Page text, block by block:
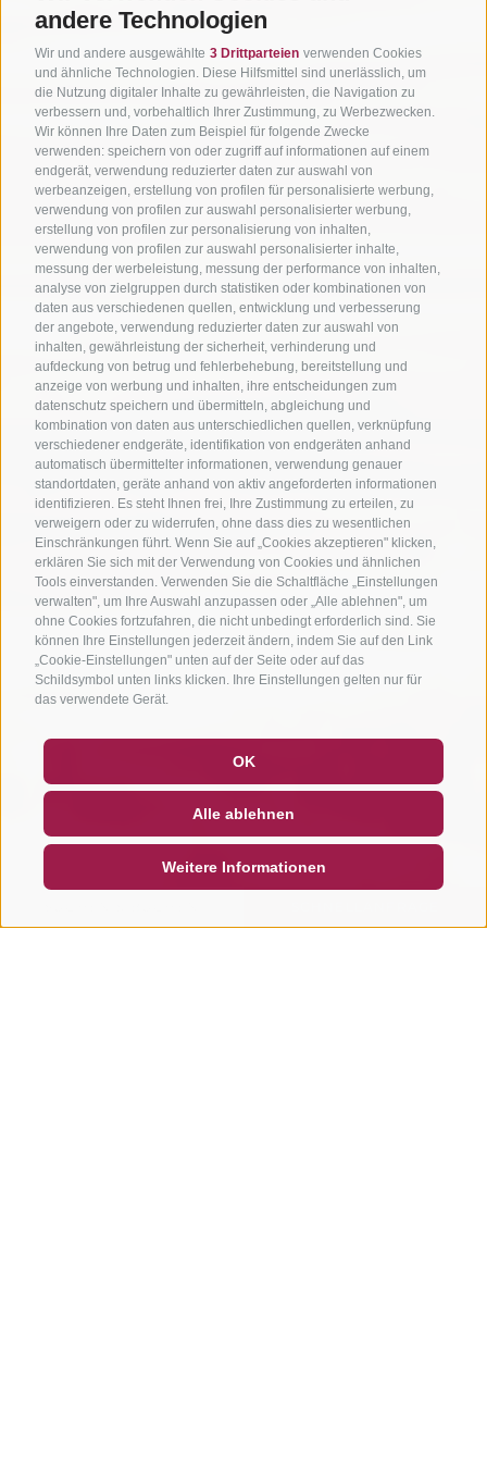
andere Technologien
Wir und andere ausgewählte 3 Drittparteien verwenden Cookies
und ähnliche Technologien. Diese Hilfsmittel sind unerlässlich, um
die Nutzung digitaler Inhalte zu gewährleisten, die Navigation zu
verbessern und, vorbehaltlich Ihrer Zustimmung, zu Werbezwecken.
Wir können Ihre Daten zum Beispiel für folgende Zwecke
verwenden: speichern von oder zugriff auf informationen auf einem
endgerät, verwendung reduzierter daten zur auswahl von
werbeanzeigen, erstellung von profilen für personalisierte werbung,
verwendung von profilen zur auswahl personalisierter werbung,
erstellung von profilen zur personalisierung von inhalten,
verwendung von profilen zur auswahl personalisierter inhalte,
messung der werbeleistung, messung der performance von inhalten,
analyse von zielgruppen durch statistiken oder kombinationen von
daten aus verschiedenen quellen, entwicklung und verbesserung
der angebote, verwendung reduzierter daten zur auswahl von
inhalten, gewährleistung der sicherheit, verhinderung und
aufdeckung von betrug und fehlerbehebung, bereitstellung und
anzeige von werbung und inhalten, ihre entscheidungen zum
datenschutz speichern und übermitteln, abgleichung und
kombination von daten aus unterschiedlichen quellen, verknüpfung
verschiedener endgeräte, identifikation von endgeräten anhand
automatisch übermittelter informationen, verwendung genauer
standortdaten, geräte anhand von aktiv angeforderten informationen
identifizieren. Es steht Ihnen frei, Ihre Zustimmung zu erteilen, zu
verweigern oder zu widerrufen, ohne dass dies zu wesentlichen
Einschränkungen führt. Wenn Sie auf „Cookies akzeptieren" klicken,
erklären Sie sich mit der Verwendung von Cookies und ähnlichen
Tools einverstanden. Verwenden Sie die Schaltfläche „Einstellungen
verwalten", um Ihre Auswahl anzupassen oder „Alle ablehnen", um
ohne Cookies fortzufahren, die nicht unbedingt erforderlich sind. Sie
können Ihre Einstellungen jederzeit ändern, indem Sie auf den Link
„Cookie-Einstellungen" unten auf der Seite oder auf das
Schildsymbol unten links klicken. Ihre Einstellungen gelten nur für
das verwendete Gerät.
OK
Alle ablehnen
Weitere Informationen
NEWSLETTER
SOCIAL WALL WETTER